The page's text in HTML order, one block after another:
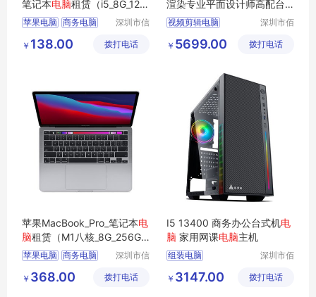
笔记本电脑租赁（i5_8G_128
G_13.3英寸）
苹果电脑 商务电脑
办公电脑
深圳市信
技术有限
￥ 138.00 拨打电话
渲染专业平面设计师高配台
式电脑主机
视频剪辑电脑
平面设计师电脑
深圳市佰
技有限公
￥ 5699.00 拨打电话
苹果MacBook_Pro_笔记本电
脑租赁（M1八核_8G_256G_1
3.3寸_2K屏）
苹果电脑 商务电脑
企业电脑
深圳市信
技术有限
￥ 368.00 拨打电话
I5 13400 商务办公台式机电
脑 家用网课电脑主机
组装电脑
台式办公电脑
深圳市佰
技有限公
￥ 3147.00 拨打电话